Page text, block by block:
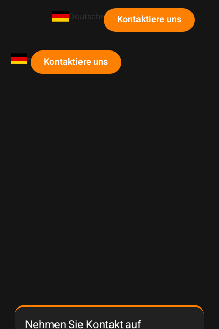
Deutsch Kontaktiere uns
Kontaktiere uns
Nehmen Sie Kontakt auf